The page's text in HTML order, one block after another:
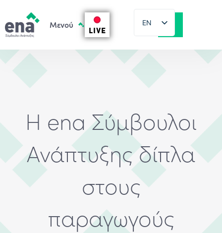
LIVE
EN
EL
Η ena Σύμβουλοι
Ανάπτυξης δίπλα
στους
παραγωγούς